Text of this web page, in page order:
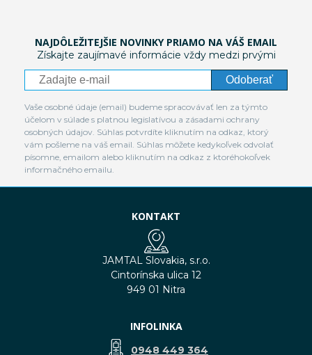
NAJDÔLEŽITEJŠIE NOVINKY PRIAMO NA VÁŠ EMAIL
Získajte zaujímavé informácie vždy medzi prvými
Odoberať
Vaše osobné údaje (email) budeme spracovávať len za týmto
účelom v súlade s platnou legislatívou a zásadami ochrany
osobných údajov. Súhlas potvrdíte kliknutím na odkaz, ktorý
vám pošleme na váš email. Súhlas môžete kedykoľvek odvolať
písomne, emailom alebo kliknutím na odkaz z ktoréhokoľvek
informačného emailu.
KONTAKT
JAMTAL Slovakia, s.r.o.
Cintorínska ulica 12
949 01 Nitra
INFOLINKA
0948 449 364